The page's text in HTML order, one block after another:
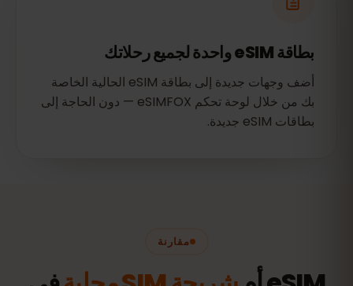
بطاقة eSIM واحدة لجميع رحلاتك
أضف وجهات جديدة إلى بطاقة eSIM الحالية الخاصة
بك من خلال لوحة تحكم eSIMFOX — دون الحاجة إلى
بطاقات eSIM جديدة.
مقارنة